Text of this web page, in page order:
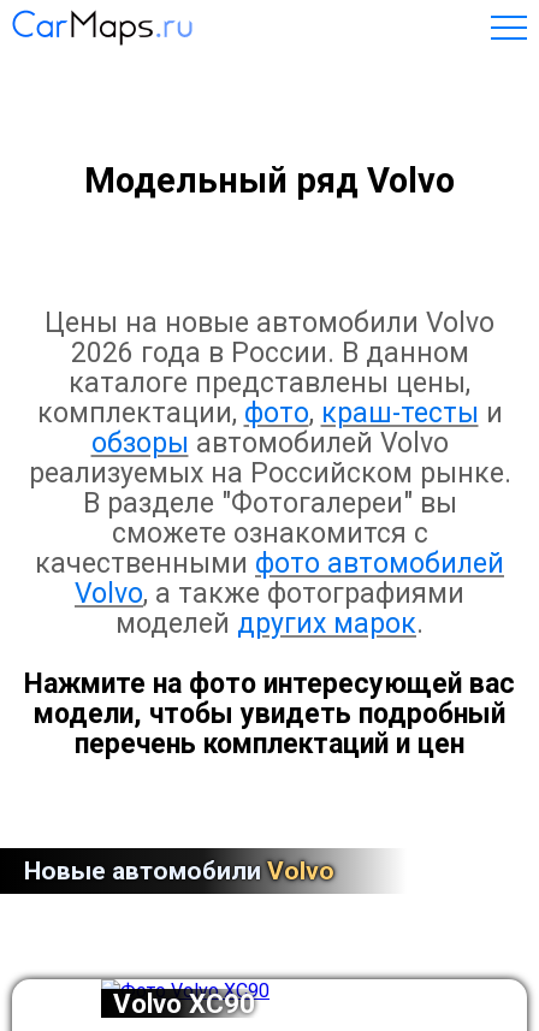
Модельный ряд Volvo
Цены на новые автомобили Volvo
2026 года в России. В данном
каталоге представлены цены,
комплектации, фото, краш-тесты и
обзоры автомобилей Volvo
реализуемых на Российском рынке.
В разделе "Фотогалереи" вы
сможете ознакомится с
качественными фото автомобилей
Volvo, а также фотографиями
моделей других марок.
Нажмите на фото интересующей вас
модели, чтобы увидеть подробный
перечень комплектаций и цен
Новые автомобилиVolvo
Volvo XC90